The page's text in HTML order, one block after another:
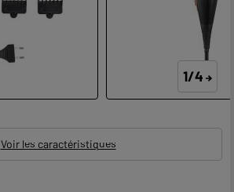
1/4
Voir les caractéristiques